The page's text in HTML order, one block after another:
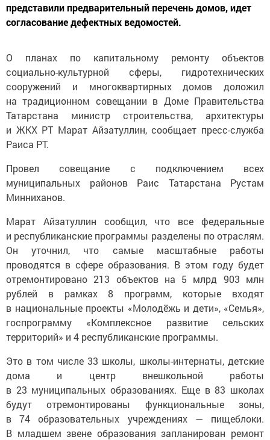
представили предварительный перечень домов, идет
согласование дефектных ведомостей.
О планах по капитальному ремонту объектов
социально-культурной сферы, гидротехнических
сооружений и многоквартирных домов доложил
на традиционном совещании в Доме Правительства
Татарстана министр строительства, архитектуры
и ЖКХ РТ Марат Айзатуллин, сообщает пресс-служба
Раиса РТ.
Провел совещание с подключением всех
муниципальных районов Раис Татарстана Рустам
Минниханов.
Марат Айзатуллин сообщил, что все федеральные
и республиканские программы разделены по отраслям.
Он уточнил, что самые масштабные работы
проводятся в сфере образования. В этом году будет
отремонтировано 213 объектов на 5 млрд 903 млн
рублей в рамках 8 программ, которые входят
в национальные проекты «Молодёжь и дети», «Семья»,
госпрограмму «Комплексное развитие сельских
территорий» и 4 республиканские программы.
Это в том числе 33 школы, школы-интернаты, детские
дома и центр внешкольной работы
в 23 муниципальных образованиях. Еще в 83 школах
будут отремонтированы функциональные зоны,
в 74 образовательных учреждениях — пищеблоки.
В младшем звене образования запланирован ремонт